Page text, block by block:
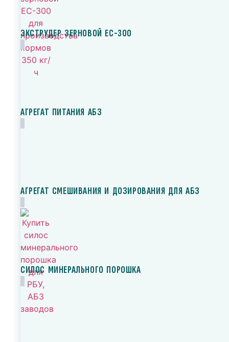
ЭКСТРУДЕР ЗЕРНОВОЙ ЕС-300
АГРЕГАТ ПИТАНИЯ АБЗ
АГРЕГАТ СМЕШИВАНИЯ И ДОЗИРОВАНИЯ ДЛЯ АБЗ
СИЛОС МИНЕРАЛЬНОГО ПОРОШКА